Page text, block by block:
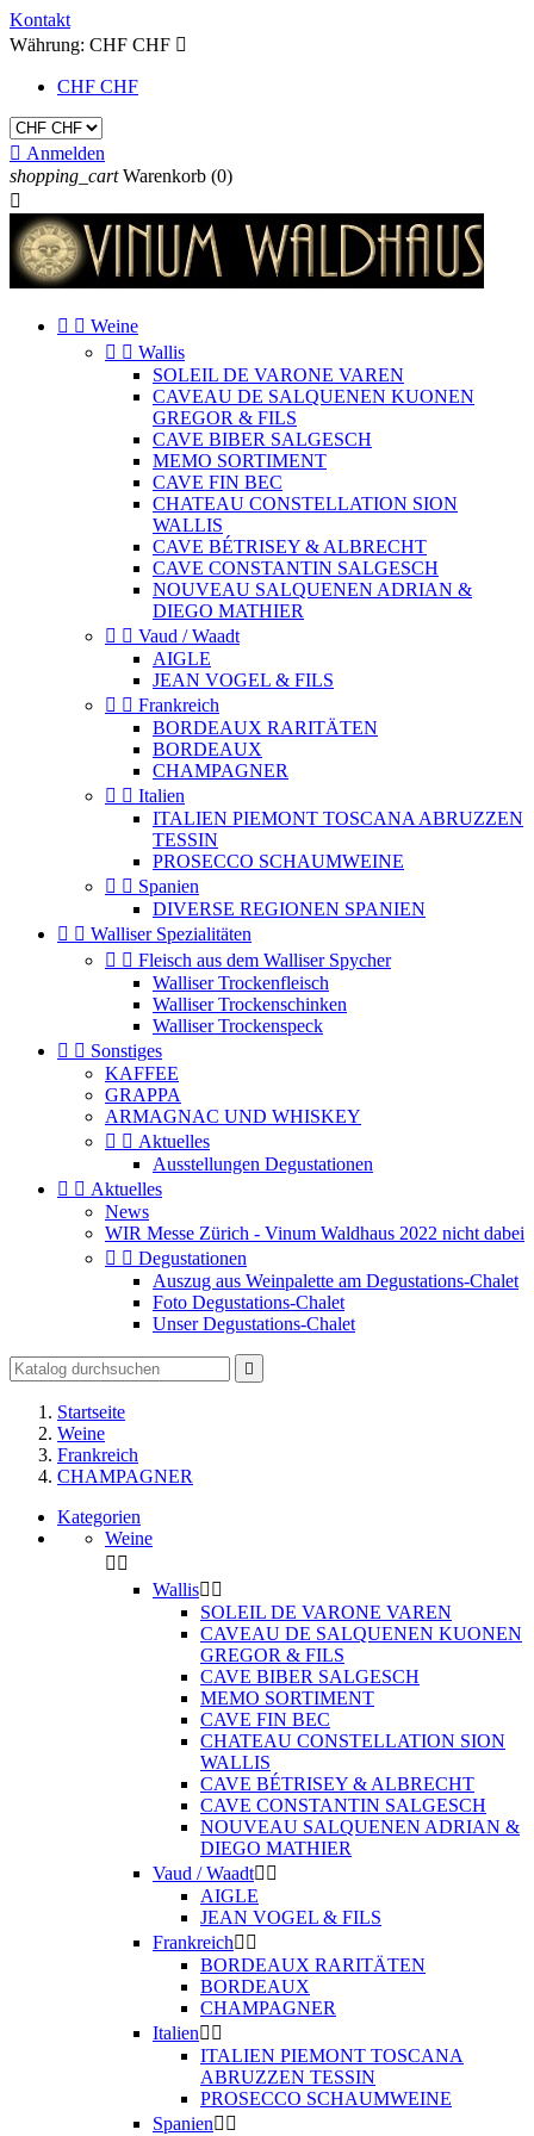
Kontakt
Währung: CHF CHF 
CHF CHF
 Anmelden
shopping_cart Warenkorb (0)

  Weine
  Wallis
SOLEIL DE VARONE VAREN
CAVEAU DE SALQUENEN KUONEN
GREGOR & FILS
CAVE BIBER SALGESCH
MEMO SORTIMENT
CAVE FIN BEC
CHATEAU CONSTELLATION SION
WALLIS
CAVE BÉTRISEY & ALBRECHT
CAVE CONSTANTIN SALGESCH
NOUVEAU SALQUENEN ADRIAN &
DIEGO MATHIER
  Vaud / Waadt
AIGLE
JEAN VOGEL & FILS
  Frankreich
BORDEAUX RARITÄTEN
BORDEAUX
CHAMPAGNER
  Italien
ITALIEN PIEMONT TOSCANA ABRUZZEN
TESSIN
PROSECCO SCHAUMWEINE
  Spanien
DIVERSE REGIONEN SPANIEN
  Walliser Spezialitäten
  Fleisch aus dem Walliser Spycher
Walliser Trockenfleisch
Walliser Trockenschinken
Walliser Trockenspeck
  Sonstiges
KAFFEE
GRAPPA
ARMAGNAC UND WHISKEY
  Aktuelles
Ausstellungen Degustationen
  Aktuelles
News
WIR Messe Zürich - Vinum Waldhaus 2022 nicht dabei
  Degustationen
Auszug aus Weinpalette am Degustations-Chalet
Foto Degustations-Chalet
Unser Degustations-Chalet

Startseite
Weine
Frankreich
CHAMPAGNER
Kategorien
Weine
 
Wallis 
SOLEIL DE VARONE VAREN
CAVEAU DE SALQUENEN KUONEN
GREGOR & FILS
CAVE BIBER SALGESCH
MEMO SORTIMENT
CAVE FIN BEC
CHATEAU CONSTELLATION SION
WALLIS
CAVE BÉTRISEY & ALBRECHT
CAVE CONSTANTIN SALGESCH
NOUVEAU SALQUENEN ADRIAN &
DIEGO MATHIER
Vaud / Waadt 
AIGLE
JEAN VOGEL & FILS
Frankreich 
BORDEAUX RARITÄTEN
BORDEAUX
CHAMPAGNER
Italien 
ITALIEN PIEMONT TOSCANA
ABRUZZEN TESSIN
PROSECCO SCHAUMWEINE
Spanien 